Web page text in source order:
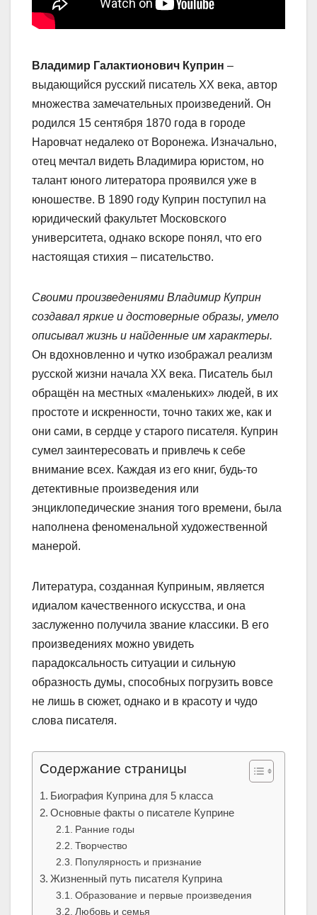
Владимир Галактионович Куприн –
выдающийся русский писатель XX века, автор
множества замечательных произведений. Он
родился 15 сентября 1870 года в городе
Наровчат недалеко от Воронежа. Изначально,
отец мечтал видеть Владимира юристом, но
талант юного литератора проявился уже в
юношестве. В 1890 году Куприн поступил на
юридический факультет Московского
университета, однако вскоре понял, что его
настоящая стихия – писательство.
Своими произведениями Владимир Куприн
создавал яркие и достоверные образы, умело
описывал жизнь и найденные им характеры.
Он вдохновленно и чутко изображал реализм
русской жизни начала XX века. Писатель был
обращён на местных «маленьких» людей, в их
простоте и искренности, точно таких же, как и
они сами, в сердце у старого писателя. Куприн
сумел заинтересовать и привлечь к себе
внимание всех. Каждая из его книг, будь-то
детективные произведения или
энциклопедические знания того времени, была
наполнена феноменальной художественной
манерой.
Литература, созданная Куприным, является
идиалом качественного искусства, и она
заслуженно получила звание классики. В его
произведениях можно увидеть
парадоксальность ситуации и сильную
образность думы, способных погрузить вовсе
не лишь в сюжет, однако и в красоту и чудо
слова писателя.
Содержание страницы
Биография Куприна для 5 класса
Основные факты о писателе Куприне
Ранние годы
Творчество
Популярность и признание
Жизненный путь писателя Куприна
Образование и первые произведения
Любовь и семья